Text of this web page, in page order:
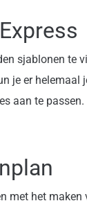
sjablonen te
je er helemaal
aan te passen.
met het